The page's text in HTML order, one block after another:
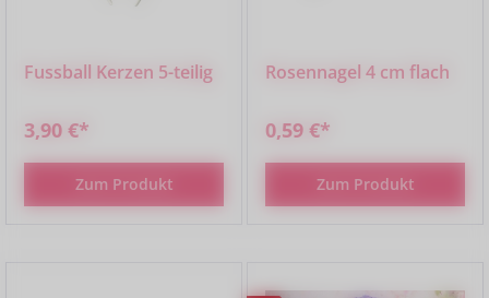
Fussball Kerzen 5-teilig
3,90 €*
Zum Produkt
Rosennagel 4 cm flach
0,59 €*
Zum Produkt